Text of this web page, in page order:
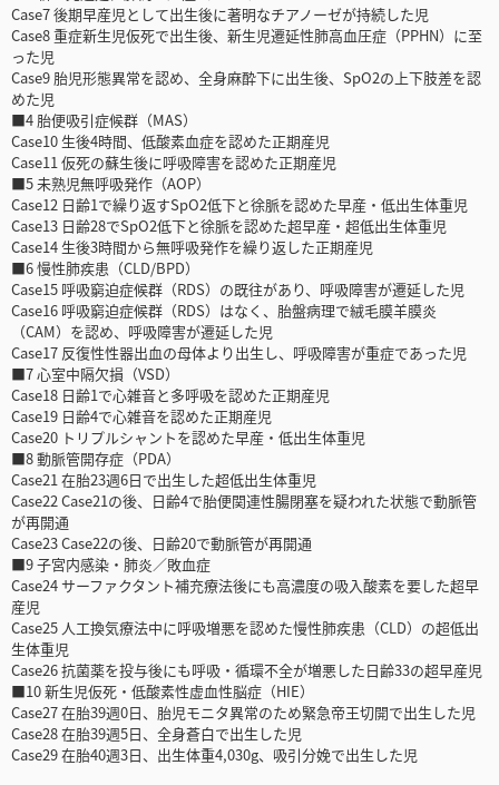
Case7 後期早産児として出生後に著明なチアノーゼが持続した児
Case8 重症新生児仮死で出生後、新生児遷延性肺高血圧症（PPHN）に至
った児
Case9 胎児形態異常を認め、全身麻酔下に出生後、SpO2の上下肢差を認
めた児
■4 胎便吸引症候群（MAS）
Case10 生後4時間、低酸素血症を認めた正期産児
Case11 仮死の蘇生後に呼吸障害を認めた正期産児
■5 未熟児無呼吸発作（AOP）
Case12 日齢1で繰り返すSpO2低下と徐脈を認めた早産・低出生体重児
Case13 日齢28でSpO2低下と徐脈を認めた超早産・超低出生体重児
Case14 生後3時間から無呼吸発作を繰り返した正期産児
■6 慢性肺疾患（CLD/BPD）
Case15 呼吸窮迫症候群（RDS）の既往があり、呼吸障害が遷延した児
Case16 呼吸窮迫症候群（RDS）はなく、胎盤病理で絨毛膜羊膜炎
（CAM）を認め、呼吸障害が遷延した児
Case17 反復性性器出血の母体より出生し、呼吸障害が重症であった児
■7 心室中隔欠損（VSD）
Case18 日齢1で心雑音と多呼吸を認めた正期産児
Case19 日齢4で心雑音を認めた正期産児
Case20 トリプルシャントを認めた早産・低出生体重児
■8 動脈管開存症（PDA）
Case21 在胎23週6日で出生した超低出生体重児
Case22 Case21の後、日齢4で胎便関連性腸閉塞を疑われた状態で動脈管
が再開通
Case23 Case22の後、日齢20で動脈管が再開通
■9 子宮内感染・肺炎／敗血症
Case24 サーファクタント補充療法後にも高濃度の吸入酸素を要した超早
産児
Case25 人工換気療法中に呼吸増悪を認めた慢性肺疾患（CLD）の超低出
生体重児
Case26 抗菌薬を投与後にも呼吸・循環不全が増悪した日齢33の超早産児
■10 新生児仮死・低酸素性虚血性脳症（HIE）
Case27 在胎39週0日、胎児モニタ異常のため緊急帝王切開で出生した児
Case28 在胎39週5日、全身蒼白で出生した児
Case29 在胎40週3日、出生体重4,030g、吸引分娩で出生した児